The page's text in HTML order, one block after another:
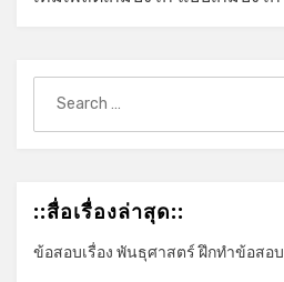
for:
::สื่อเรื่องล่าสุด::
ข้อสอบเรื่อง พันธุศาสตร์ ฝึกทำข้อสอบ